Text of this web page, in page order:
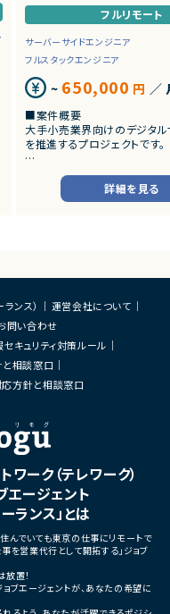
フルリモート
サーバーサイドエンジニア
フルスタックエンジニア
~ 650,000 円 ／
■案件概要
大手小売業界向けのデジタ
を推進するプロジェクトです。
■プロダクトやサービスの概
・店舗向けスマホアプリおよ
システムの継続的なエンハ
・要件整理および要件定義支
・バックエンドシステムの設計
・コードレビューの実施
・リリース対応および品質向
・技術課題に対する検討、提
・ステークホルダーとの調整
ケーション
・サービスの継続的な機能拡
募集
■担当工程
・要件定義
・基本設計
・詳細設計
・テスト
・リリース対応
■その他補足
詳細を見る
ンス）
運営会社について
問い合わせ
セキュリティ対策ルール
と相談窓口
方針と相談窓口
ーク（テレワーク）
ージェント
ランス」とは
んでいても東京の仕事にリモートで
を営業代行として開拓する」ジョブ
置！
ブエージェントが、あなたの希望に